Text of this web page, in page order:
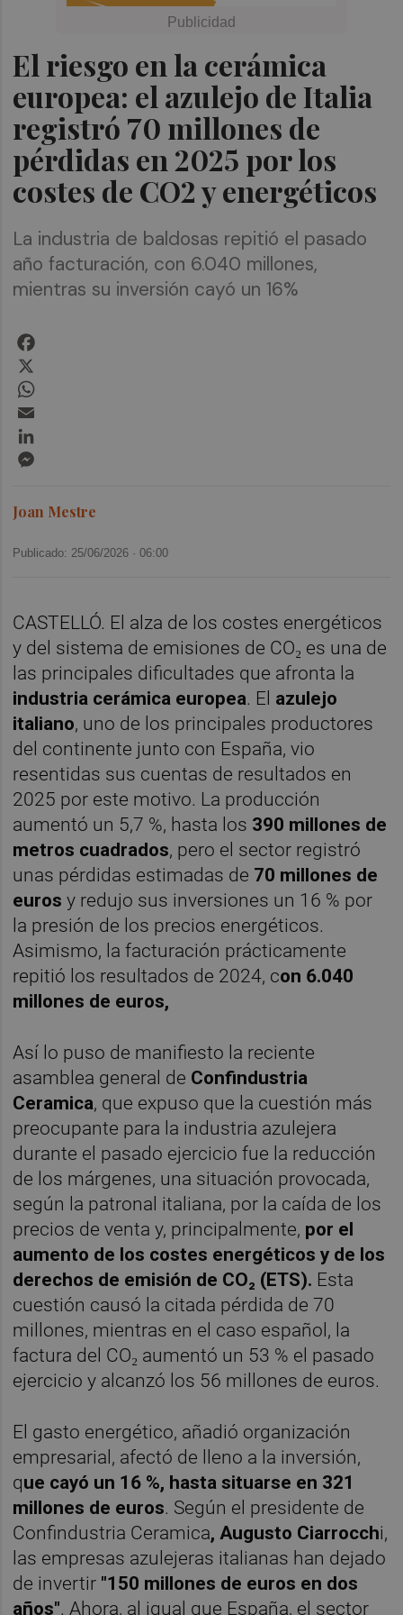
El riesgo en la cerámica
europea: el azulejo de Italia
registró 70 millones de
pérdidas en 2025 por los
costes de CO2 y energéticos
La industria de baldosas repitió el pasado
año facturación, con 6.040 millones,
mientras su inversión cayó un 16%
Joan Mestre
Publicado: 25/06/2026 ·06:00
CASTELLÓ. El alza de los costes energéticos
y del sistema de emisiones de CO₂ es una de
las principales dificultades que afronta la
industria cerámica europea. El azulejo
italiano, uno de los principales productores
del continente junto con España, vio
resentidas sus cuentas de resultados en
2025 por este motivo. La producción
aumentó un 5,7 %, hasta los 390 millones de
metros cuadrados, pero el sector registró
unas pérdidas estimadas de 70 millones de
eurosy redujo sus inversiones un 16 % por
la presión de los precios energéticos.
Asimismo, la facturación prácticamente
repitió los resultados de 2024, con 6.040
millones de euros,
Así lo puso de manifiesto la reciente
asamblea general de Confindustria
Ceramica, que expuso que la cuestión más
preocupante para la industria azulejera
durante el pasado ejercicio fue la reducción
de los márgenes, una situación provocada,
según la patronal italiana, por la caída de los
precios de venta y, principalmente, por el
aumento de los costes energéticos y de los
derechos de emisión de CO₂ (ETS). Esta
cuestión causó la citada pérdida de 70
millones, mientras en el caso español, la
factura del CO₂ aumentó un 53 % el pasado
ejercicio y alcanzó los 56 millones de euros.
El gasto energético, añadió organización
empresarial, afectó de lleno a la inversión,
que cayó un 16 %, hasta situarse en 321
millones de euros. Según el presidente de
Confindustria Ceramica, Augusto Ciarrocchi,
las empresas azulejeras italianas han dejado
de invertir "150 millones de euros en dos
años". Ahora, al igual que España, el sector